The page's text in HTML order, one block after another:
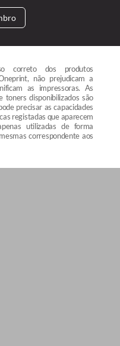
correto dos produtos
não prejudicam a
as impressoras. As
toners disponibilizados são
precisar as capacidades
registadas que aparecem
utilizadas de forma
correspondente aos